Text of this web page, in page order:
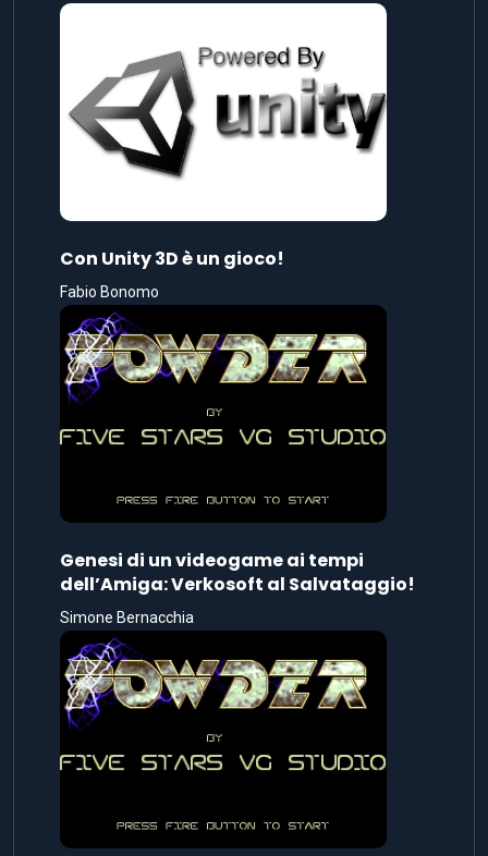
Con Unity 3D è un gioco!
Fabio Bonomo
Genesi di un videogame ai tempi
dell’Amiga: Verkosoft al Salvataggio!
Simone Bernacchia